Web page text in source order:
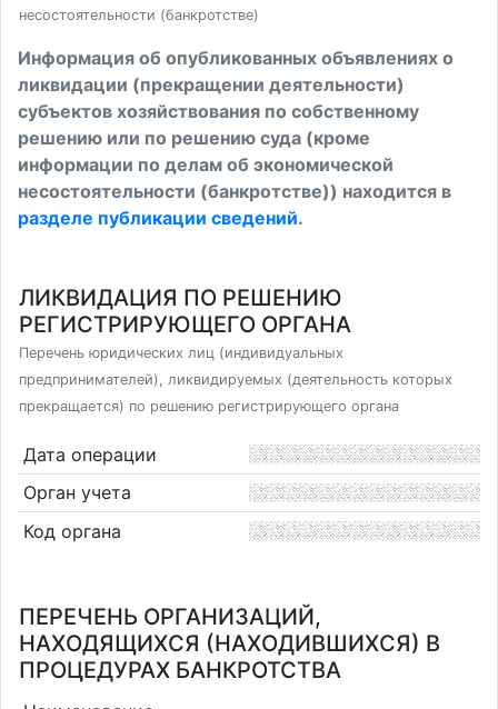
несостоятельности (банкротстве)
Информация об опубликованных объявлениях о
ликвидации (прекращении деятельности)
субъектов хозяйствования по собственному
решению или по решению суда (кроме
информации по делам об экономической
несостоятельности (банкротстве)) находится в
разделе публикации сведений.
ЛИКВИДАЦИЯ ПО РЕШЕНИЮ
РЕГИСТРИРУЮЩЕГО ОРГАНА
Перечень юридических лиц (индивидуальных
предпринимателей), ликвидируемых (деятельность которых
прекращается) по решению регистрирующего органа
Дата операции
Орган учета
Код органа
ПЕРЕЧЕНЬ ОРГАНИЗАЦИЙ,
НАХОДЯЩИХСЯ (НАХОДИВШИХСЯ) В
ПРОЦЕДУРАХ БАНКРОТСТВА